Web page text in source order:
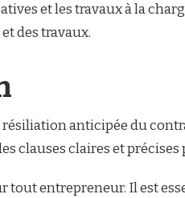
et les travaux à la
des travaux.
anticipée du
clauses claires et
entrepreneur. Il est